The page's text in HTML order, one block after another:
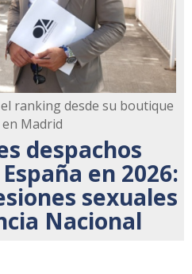
ranking desde su boutique
Madrid
despachos
en 2026:
sexuales
Nacional